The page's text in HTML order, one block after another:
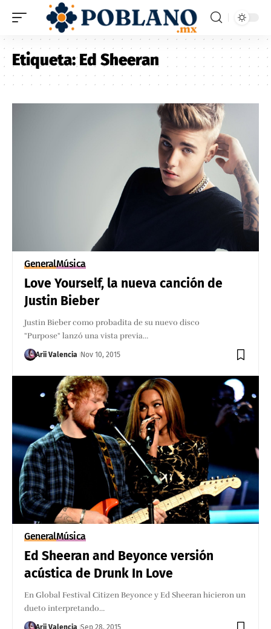
Etiqueta:Ed Sheeran
GeneralMúsica
Love Yourself, la nueva canción de
Justin Bieber
Justin Bieber como probadita de su nuevo disco
"Purpose" lanzó una vista previa…
Arii Valencia Nov 10, 2015
GeneralMúsica
Ed Sheeran and Beyonce versión
acústica de Drunk In Love
En Global Festival Citizen Beyonce y Ed Sheeran hicieron un
dueto interpretando…
Arii Valencia Sep 28, 2015